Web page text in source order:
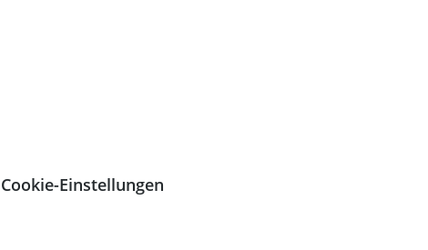
Cookie-Einstellungen